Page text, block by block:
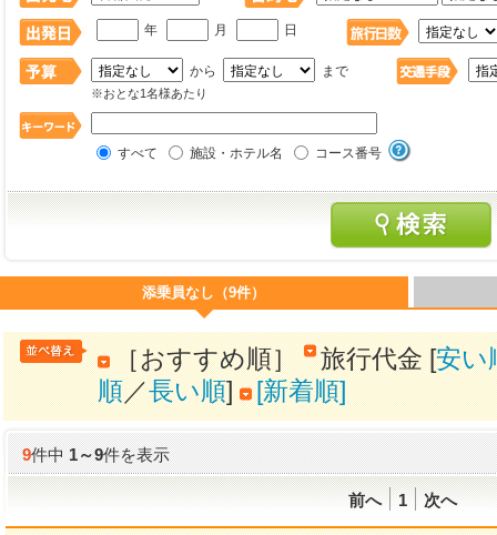
年 月 日
から まで
※おとな1名様あたり
すべて 施設・ホテル名 コース番号
添乗員なし（9件）
［おすすめ順］ 旅行代金 [安い
順／長い順] [新着順]
9件中1～9件を表示
前へ 1 次へ